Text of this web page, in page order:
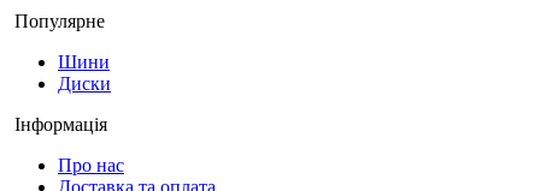
Популярне
Шини
Диски
Інформація
Про нас
Доставка та оплата